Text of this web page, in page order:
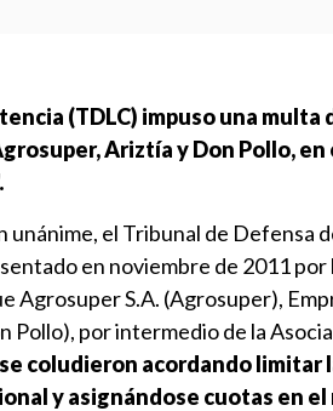
(TDLC) impuso una multa
Ariztía y Don Pollo, en
el Tribunal de Defensa
en noviembre de 2011 por
Agrosuper S.A. (Agrosuper),
Pollo), por intermedio de la
se coludieron acordando limitar
y asignándose cuotas en el